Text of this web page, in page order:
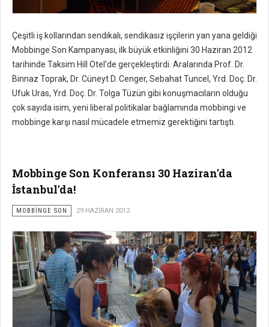
Çeşitli iş kollarından sendikalı, sendikasız işçilerin yan yana geldiği
Mobbinge Son Kampanyası, ilk büyük etkinliğini 30 Haziran 2012
tarihinde Taksim Hill Otel'de gerçekleştirdi. Aralarında Prof. Dr.
Binnaz Toprak, Dr. Cüneyt D. Cenger, Sebahat Tuncel, Yrd. Doç. Dr.
Ufuk Uras, Yrd. Doç. Dr. Tolga Tüzün gibi konuşmacıların olduğu
çok sayıda isim, yeni liberal politikalar bağlamında mobbingi ve
mobbinge karşı nasıl mücadele etmemiz gerektiğini tartıştı.
Mobbinge Son Konferansı 30 Haziran'da
İstanbul'da!
MOBBİNGE SON 29 HAZIRAN 2012